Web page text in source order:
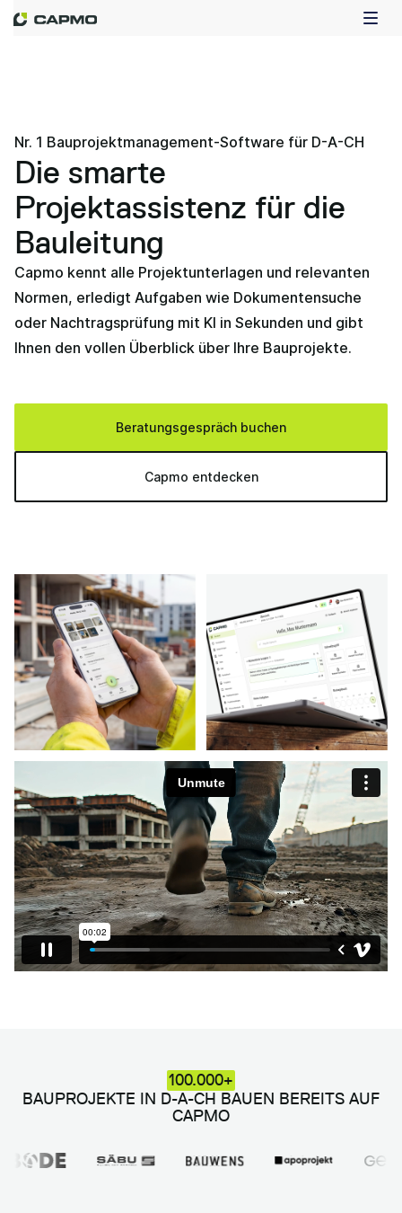
Nr. 1 Bauprojektmanagement-Software für D-A-CH
Die smarte
Projektassistenz für die
Bauleitung
Capmo kennt alle Projektunterlagen und relevanten
Normen, erledigt Aufgaben wie Dokumentensuche
oder Nachtragsprüfung mit KI in Sekunden und gibt
Ihnen den vollen Überblick über Ihre Bauprojekte.
Beratungsgespräch buchen
Capmo entdecken
100.000+
BAUPROJEKTE IN D-A-CH BAUEN BEREITS AUF
CAPMO